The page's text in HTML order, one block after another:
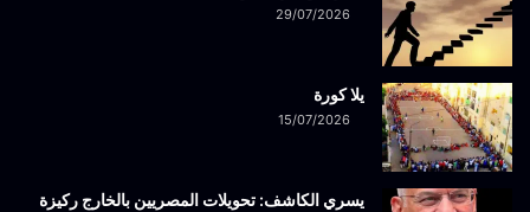
29/07/2026
يلا كورة
15/07/2026
يسري الكاشف: تحويلات المصريين بالخارج ركيزة